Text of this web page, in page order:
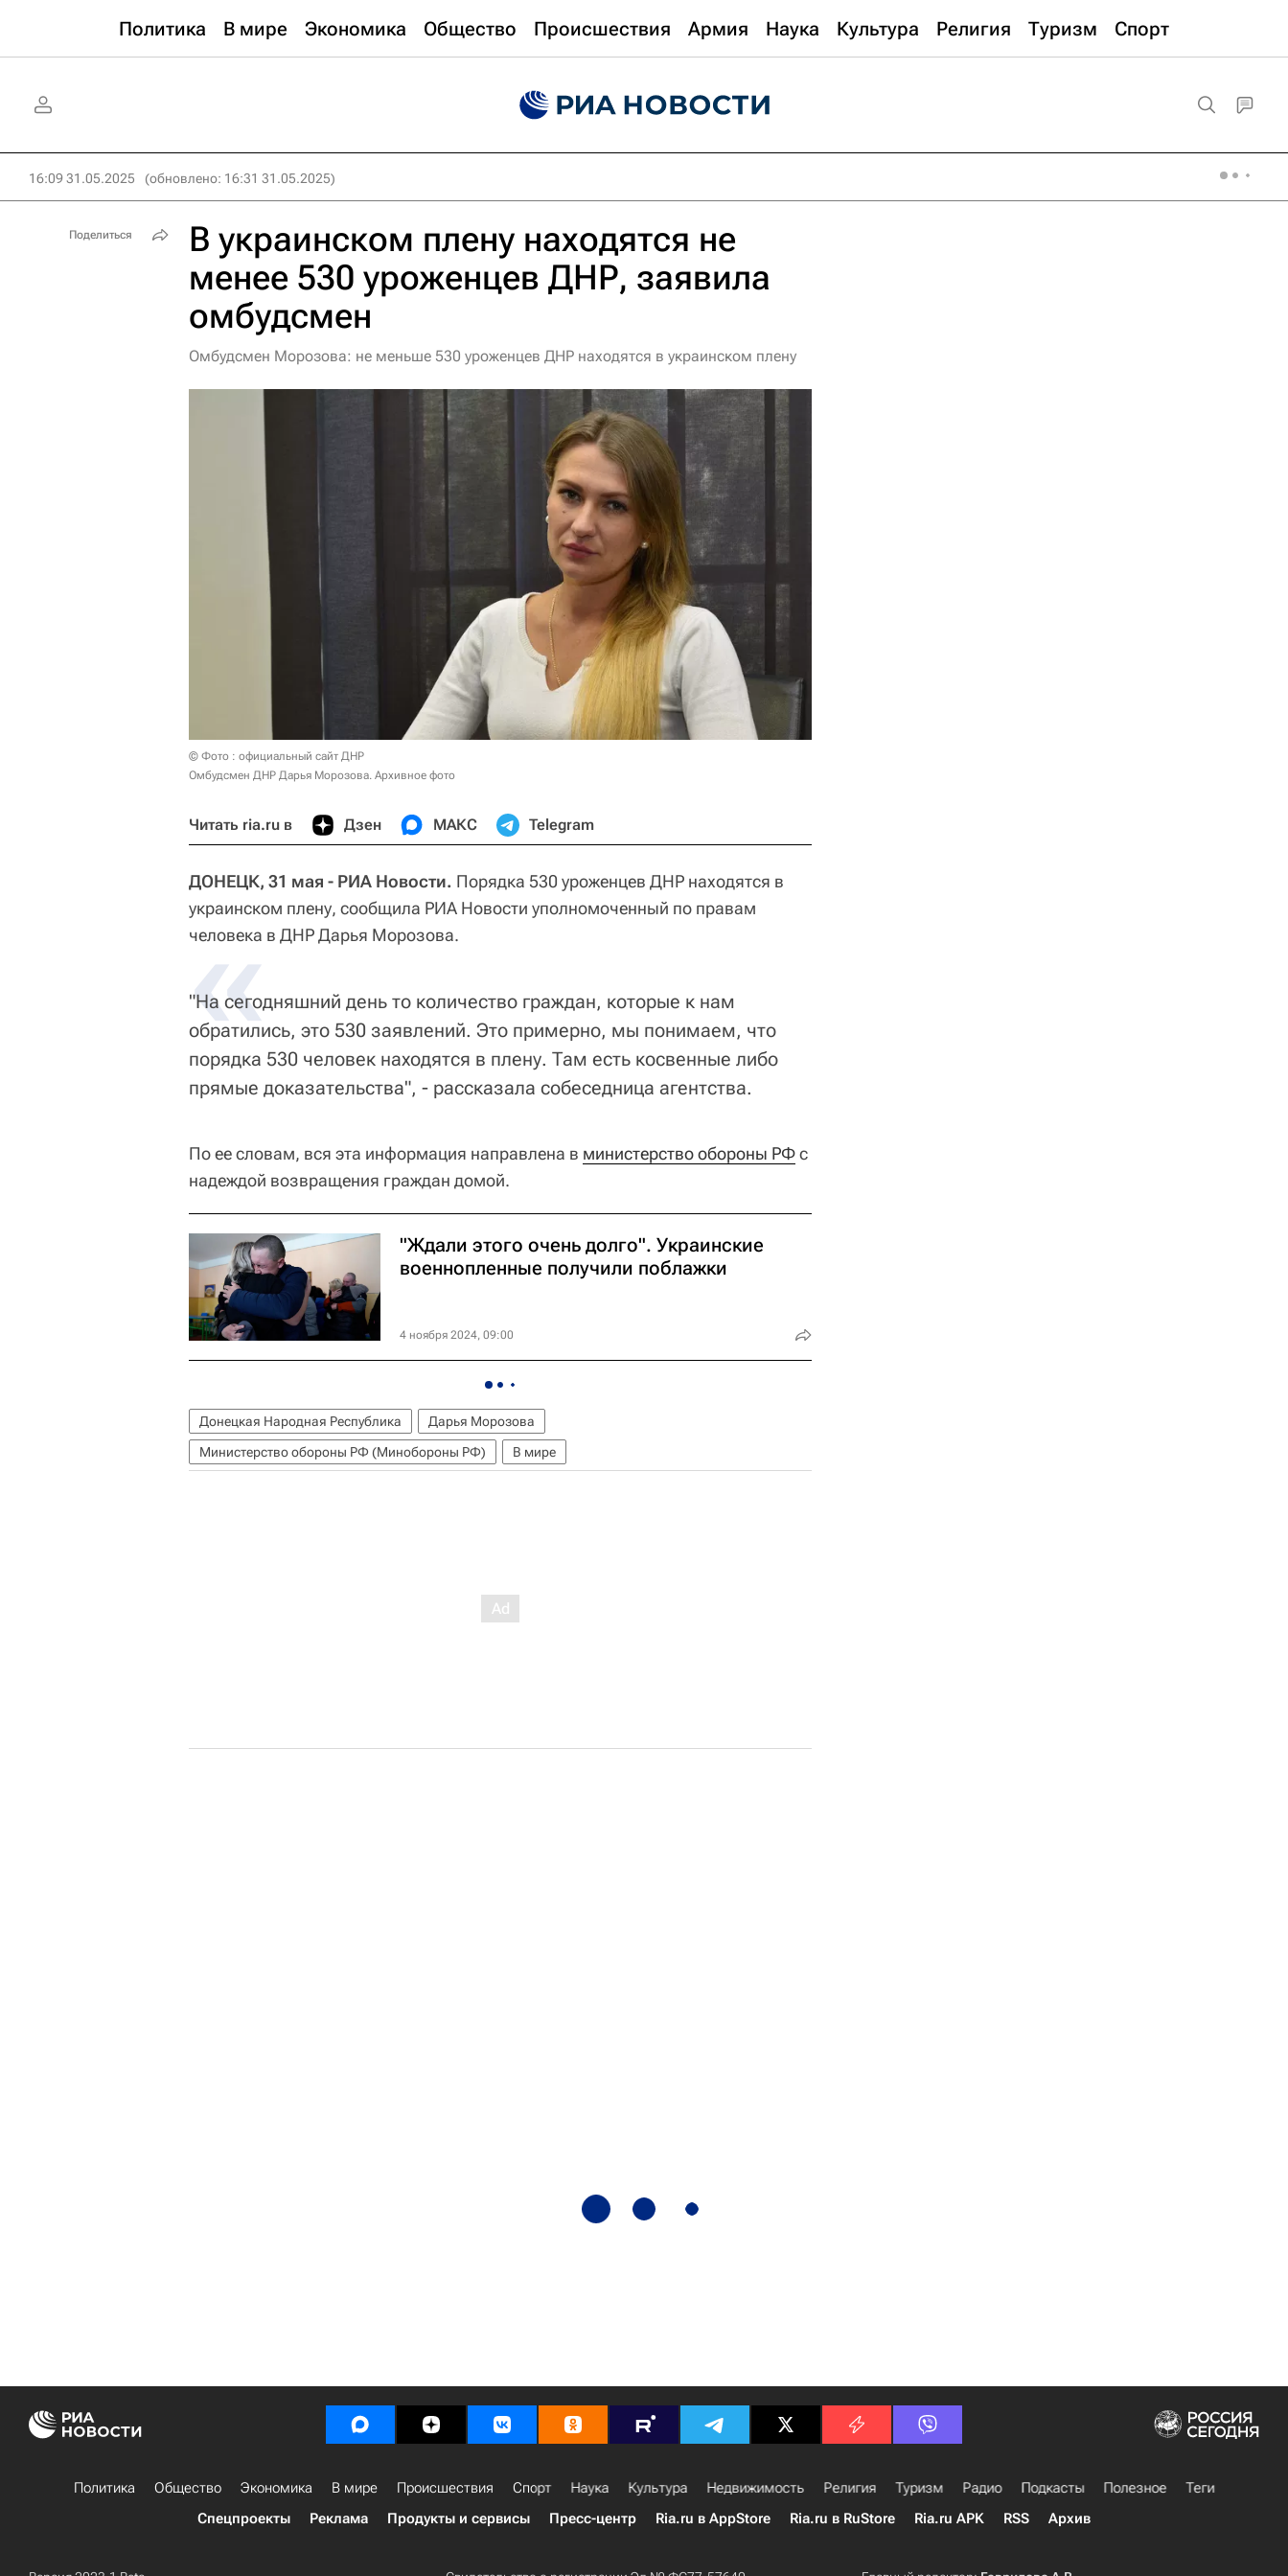
Политика В мире Экономика Общество Происшествия Армия Наука Культура Религия Туризм Спорт
16:09 31.05.2025 (обновлено: 16:31 31.05.2025)
В украинском плену находятся не
менее 530 уроженцев ДНР, заявила
омбудсмен
Омбудсмен Морозова: не меньше 530 уроженцев ДНР находятся в украинском плену
© Фото : официальный сайт ДНР
Омбудсмен ДНР Дарья Морозова. Архивное фото
Читать ria.ru в Дзен МАКС Telegram
ДОНЕЦК, 31 мая - РИА Новости. Порядка 530 уроженцев ДНР находятся в
украинском плену, сообщила РИА Новости уполномоченный по правам
человека в ДНР Дарья Морозова.
«
"На сегодняшний день то количество граждан, которые к нам
обратились, это 530 заявлений. Это примерно, мы понимаем, что
порядка 530 человек находятся в плену. Там есть косвенные либо
прямые доказательства", - рассказала собеседница агентства.
По ее словам, вся эта информация направлена в министерство обороны РФс
надеждой возвращения граждан домой.
"Ждали этого очень долго". Украинские
военнопленные получили поблажки
4 ноября 2024, 09:00
Донецкая Народная Республика
Дарья Морозова
Министерство обороны РФ (Минобороны РФ)
В мире
Поделиться
Политика Общество Экономика В мире Происшествия Спорт Наука Культура Недвижимость Религия Туризм Радио Подкасты Полезное
Теги
Спецпроекты
Реклама Продукты и сервисы Пресс-центр Ria.ru в AppStore Ria.ru в RuStore Ria.ru APK RSS Архив